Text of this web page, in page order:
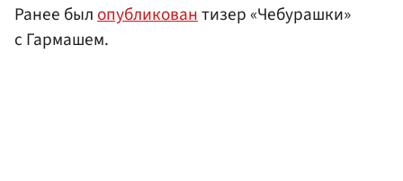
Ранее былопубликовантизер «Чебурашки»
с Гармашем.